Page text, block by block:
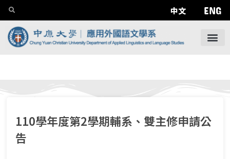
中文 ENG
110學年度第2學期輔系、雙主修申請公
告